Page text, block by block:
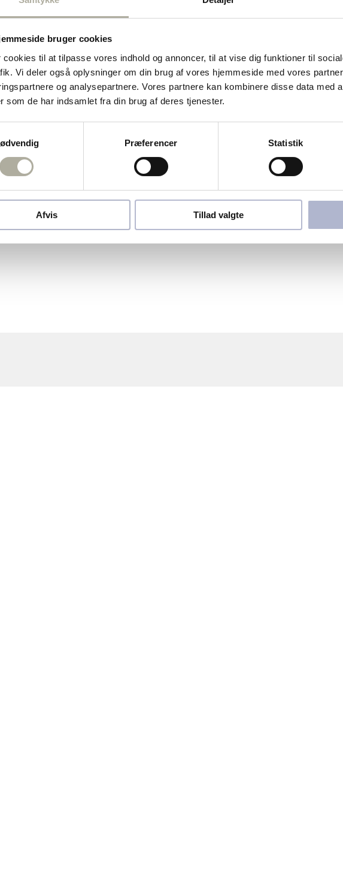
bruger cookies
cookies til at tilpasse vores indhold og annoncer, til at vise dig funktioner til
Vi deler også oplysninger om din brug af vores hjemmeside med vores
og analysepartnere. Vores partnere kan kombinere disse data med
som de har indsamlet fra din brug af deres tjenester.
Præferencer Statistik
Afvis Tillad valgte